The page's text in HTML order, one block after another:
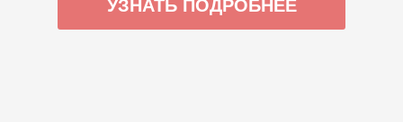
УЗНАТЬ ПОДРОБНЕЕ